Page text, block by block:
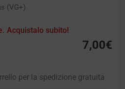
(VG+)
Acquistalo subito!
7,00€
per la spedizione gratuita